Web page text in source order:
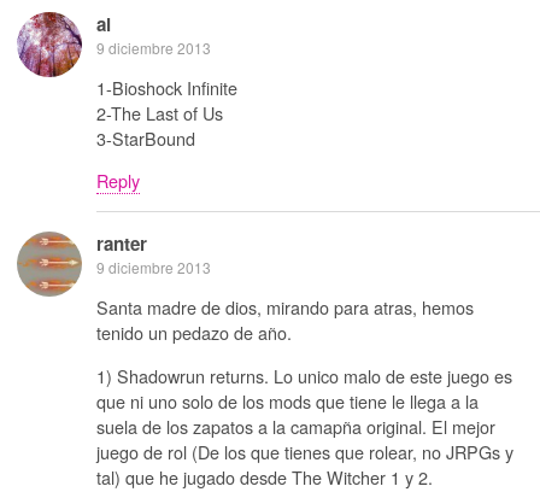
al
9 diciembre 2013
1-Bioshock Infinite
2-The Last of Us
3-StarBound
Reply
ranter
9 diciembre 2013
Santa madre de dios, mirando para atras, hemos
tenido un pedazo de año.
1) Shadowrun returns. Lo unico malo de este juego es
que ni uno solo de los mods que tiene le llega a la
suela de los zapatos a la camapña original. El mejor
juego de rol (De los que tienes que rolear, no JRPGs y
tal) que he jugado desde The Witcher 1 y 2.